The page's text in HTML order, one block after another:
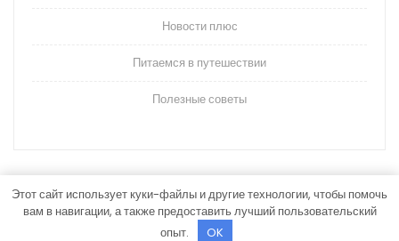
Новости плюс
Питаемся в путешествии
Полезные советы
Тема WordPress для туристических агентовBy
Themespride
Этот сайт использует куки-файлы и другие технологии, чтобы помочь
вам в навигации, а также предоставить лучший пользовательский
опыт.
OK